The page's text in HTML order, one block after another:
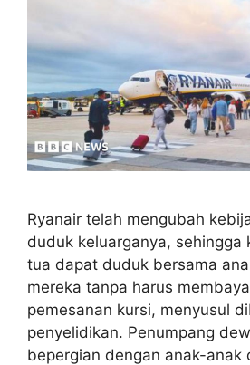
Ryanair telah mengubah
duduk keluarganya, sehingga
tua dapat duduk bersama
mereka tanpa harus
pemesanan kursi, menyusul
penyelidikan. Penumpang
bepergian dengan anak-anak